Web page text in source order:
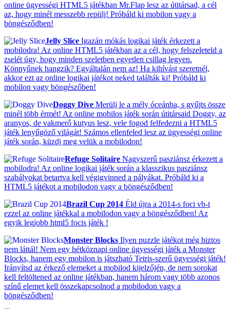
online ügyességi HTML5 játékban Mr.Flap lesz az útitársad, a cél
az, hogy minél messzebb repülj! Próbáld ki mobilon vagy a
böngésződben!
Jelly Slice Igazán mókás logikai játék érkezett a
mobilodra! Az online HTML5 játékban az a cél, hogy felszeleteld a
zselét úgy, hogy minden szeletben egyetlen csillag legyen.
Könnyűnek hangzik? Egyáltalán nem az! Ha kihívást szeretnél,
akkor ezt az online logikai játékot neked találták ki! Próbáld ki
mobilon vagy böngészőben!
Doggy Dive Merülj le a mély óceánba, s gyűjts össze
minél több érmét! Az online mobilos játék során útitársaid Doggy, az
aranyos, de vakmerő kutyus lesz, vele fogod felfedezni a HTML5
játék lenyűgöző világát! Számos ellenfeled lesz az ügyességi online
játék során, küzdj meg velük a mobilodon!
Refuge Solitaire Nagyszerű pasziánsz érkezett a
mobilodra! Az online logikai játék során a klasszikus pasziánsz
szabályokat betartva kell végigvinned a pályákat. Próbáld ki a
HTML5 játékot a mobilodon vagy a böngésződben!
Brazil Cup 2014 Éld újra a 2014-s foci vb-t
ezzel az online játékkal a mobilodon vagy a böngésződben! Az
egyik legjobb html5 focis játék !
Monster Blocks Ilyen puzzle játékot még biztos
nem láttál! Nem egy hétköznapi online ügyességi játék a Monster
Blocks, hanem egy mobilon is játszható Tetris-szerű ügyességi játék!
Irányítsd az érkező elemeket a mobilod kijelzőjén, de nem sorokat
kell feltöltened az online játékban, hanem három vagy több azonos
színű elemet kell összekapcsolnod a mobilodon vagy a
böngésződben!